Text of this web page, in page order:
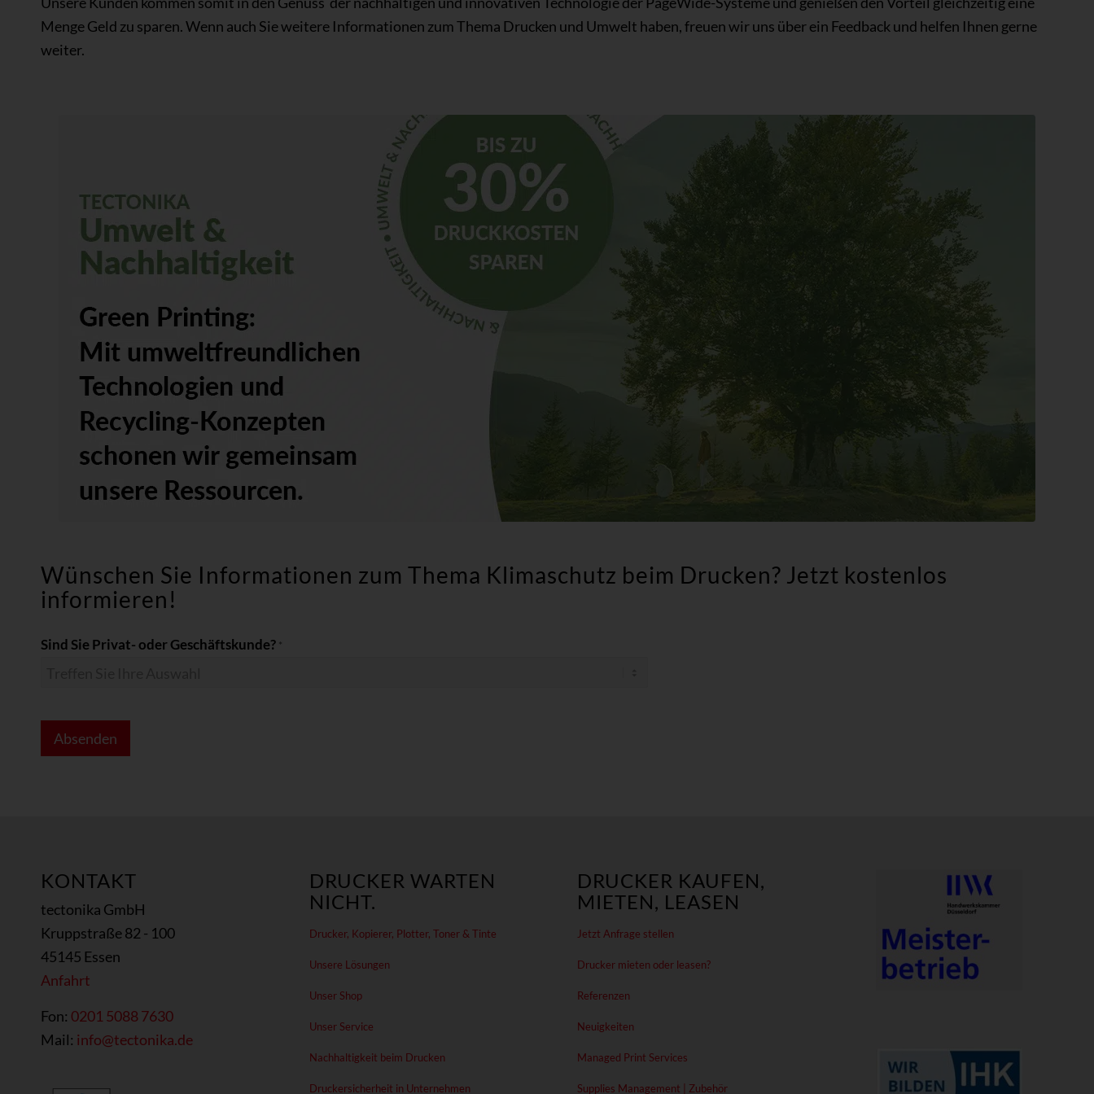
Menge Geld zu sparen. Wenn auch Sie weitere Informationen zum Thema Drucken und Umwelt haben, freuen wir uns über ein Feedback und helfen Ihnen gerne
weiter.
Wünschen Sie Informationen zum Thema Klimaschutz beim Drucken? Jetzt kostenlos
informieren!
Sind Sie Privat- oder Geschäftskunde? *
*
a
t
o
d
e
r
Absenden
KONTAKT
tectonika GmbH
Kruppstraße 82 - 100
45145 Essen
Anfahrt
Fon: 0201 5088 7630
Mail: info@tectonika.de
DRUCKER WARTEN
NICHT.
Drucker, Kopierer, Plotter, Toner & Tinte
Unsere Lösungen
Unser Shop
Unser Service
Nachhaltigkeit beim Drucken
Druckersicherheit in Unternehmen
DRUCKER KAUFEN,
MIETEN, LEASEN
Jetzt Anfrage stellen
Drucker mieten oder leasen?
Referenzen
Neuigkeiten
Managed Print Services
Supplies Management | Zubehör